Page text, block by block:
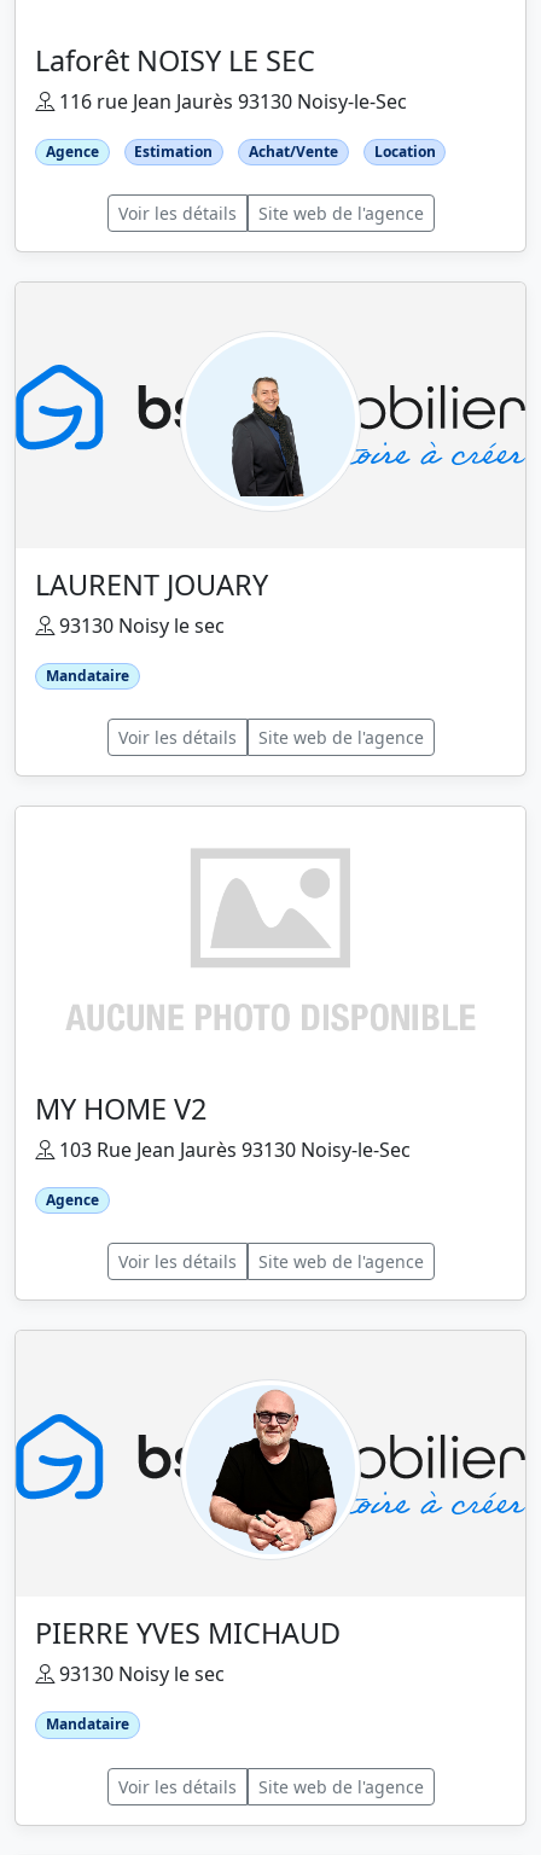
Laforêt NOISY LE SEC
116 rue Jean Jaurès 93130 Noisy-le-Sec
Agence Estimation Achat/Vente Location
Voir les détails Site web de l'agence
LAURENT JOUARY
93130 Noisy le sec
Mandataire
Voir les détails Site web de l'agence
MY HOME V2
103 Rue Jean Jaurès 93130 Noisy-le-Sec
Agence
Voir les détails Site web de l'agence
PIERRE YVES MICHAUD
93130 Noisy le sec
Mandataire
Voir les détails Site web de l'agence